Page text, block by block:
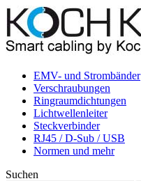
EMV- und Strombänder
Verschraubungen
Ringraumdichtungen
Lichtwellenleiter
Steckverbinder
RJ45 / D-Sub / USB
Normen und mehr
Suchen